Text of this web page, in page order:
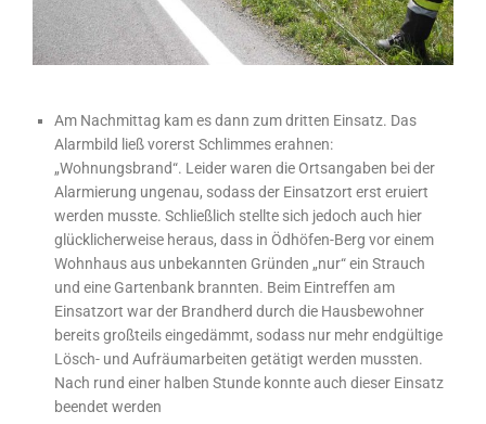
Am Nachmittag kam es dann zum dritten Einsatz. Das
Alarmbild ließ vorerst Schlimmes erahnen:
„Wohnungsbrand“. Leider waren die Ortsangaben bei der
Alarmierung ungenau, sodass der Einsatzort erst eruiert
werden musste. Schließlich stellte sich jedoch auch hier
glücklicherweise heraus, dass in Ödhöfen-Berg vor einem
Wohnhaus aus unbekannten Gründen „nur“ ein Strauch
und eine Gartenbank brannten. Beim Eintreffen am
Einsatzort war der Brandherd durch die Hausbewohner
bereits großteils eingedämmt, sodass nur mehr endgültige
Lösch- und Aufräumarbeiten getätigt werden mussten.
Nach rund einer halben Stunde konnte auch dieser Einsatz
beendet werden